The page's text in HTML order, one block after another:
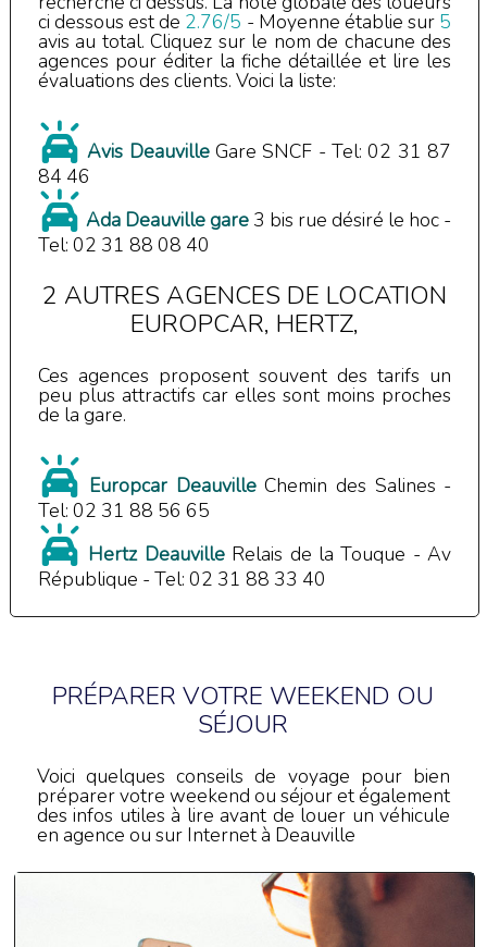
ci dessous est de 2.76/5 - Moyenne établie sur 5
avis au total. Cliquez sur le nom de chacune des
agences pour éditer la fiche détaillée et lire les
évaluations des clients. Voici la liste:
Avis Deauville Gare SNCF - Tel:02 31 87
84 46
Ada Deauville gare 3 bis rue désiré le hoc -
Tel: 02 31 88 08 40
2 AUTRES AGENCES DE LOCATION
EUROPCAR, HERTZ,
Ces agences proposent souvent des tarifs un
peu plus attractifs car elles sont moins proches
de la gare.
Europcar DeauvilleChemin des Salines -
Tel: 02 31 88 56 65
Hertz DeauvilleRelais de la Touque - Av
République - Tel: 02 31 88 33 40
PRÉPARER VOTRE WEEKEND OU
SÉJOUR
Voici quelques conseils de voyage pour bien
préparer votre weekend ou séjour et également
des infos utiles à lire avant de louer un véhicule
en agence ou sur Internet à Deauville